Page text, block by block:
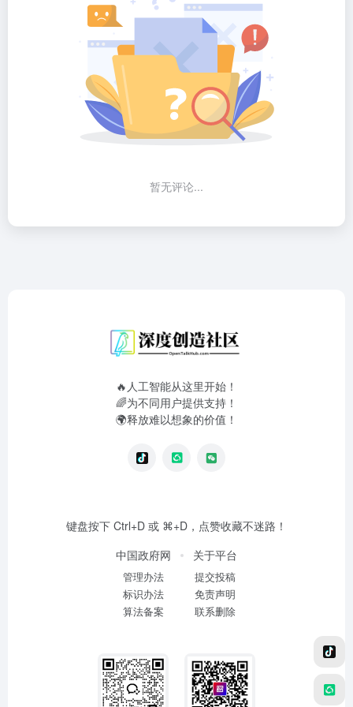
暂无评论...
🔥人工智能从这里开始！
🌈为不同用户提供支持！
🌍释放难以想象的价值！
键盘按下 Ctrl+D 或 ⌘+D，点赞收藏不迷路！
中国政府网
管理办法
标识办法
算法备案
关于平台
提交投稿
免责声明
联系删除